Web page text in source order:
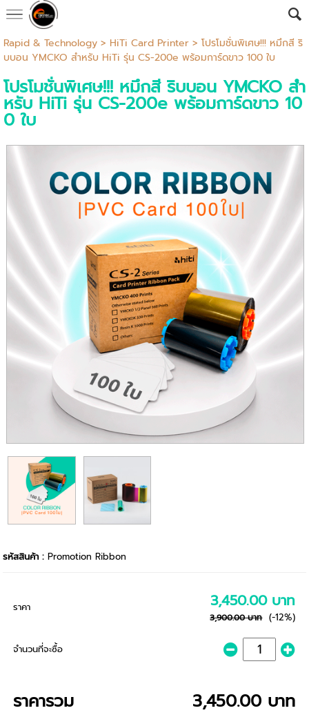
Rapid & Technology> HiTi Card Printer> โปรโมชั่นพิเศษ!!! หมึกสี ริ
บบอน YMCKO สำหรับ HiTi รุ่น CS-200e พร้อมการ์ดขาว 100 ใบ
โปรโมชั่นพิเศษ!!! หมึกสี ริบบอน YMCKO สำ
หรับ HiTi รุ่น CS-200e พร้อมการ์ดขาว 10
0 ใบ
รหัสสินค้า :Promotion Ribbon
ราคา 3,450.00 บาท
3,900.00 บาท (-12%)
จำนวนที่จะซื้อ
ราคารวม 3,450.00 บาท